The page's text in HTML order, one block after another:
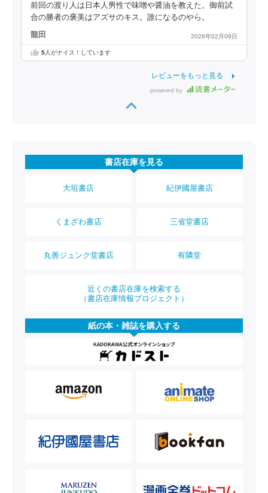
前回の渡り人は日本人男性で味噌や醤油を教えた。御前試
合の勝者の褒美はアズサのキス。誰になるのやら。
龍田 2026年02月09日
5人がナイス！しています
レビューをもっと見る
powered by
書店在庫を見る
大垣書店 紀伊國屋書店
くまざわ書店 三省堂書店
丸善ジュンク堂書店 有隣堂
近くの書店在庫を検索する
（書店在庫情報プロジェクト）
紙の本・雑誌を購入する